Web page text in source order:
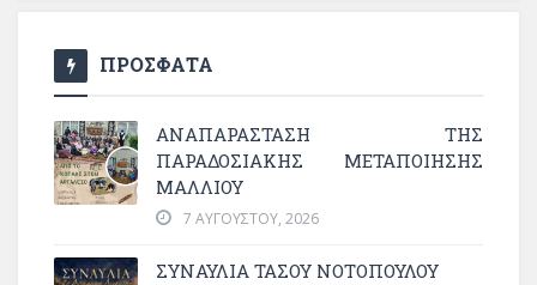
ΠΡΟΣΦΑΤΑ
ΑΝΑΠΑΡΆΣΤΑΣΗ ΤΗΣ
ΠΑΡΑΔΟΣΙΑΚΉΣ ΜΕΤΑΠΟΊΗΣΗΣ
ΜΑΛΛΙΟΎ
7 ΑΥΓΟΎΣΤΟΥ, 2026
ΣΥΝΑΥΛΙΑ ΤΑΣΟΥ ΝΟΤΟΠΟΥΛΟΥ